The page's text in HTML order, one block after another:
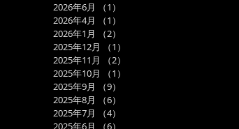
2026年6月 （1）
2026年4月
（1）
2026年1月
（2）
2025年12月
（1）
2025年11月
（2）
2025年10月
（1）
2025年9月
（9）
2025年8月
（6）
2025年7月
（4）
2025年6月
（6）